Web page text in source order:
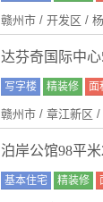
赣州市 / 开发区 /
达芬奇国际中
写字楼 精装修 面
赣州市 / 章江新区
泊岸公馆98平
基本住宅 精装修